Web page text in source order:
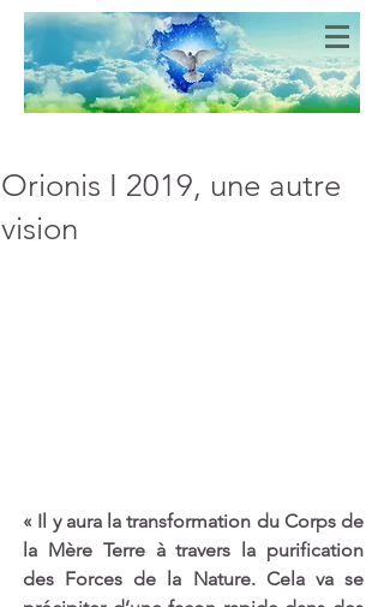
Bien-Aimés
COEURS DE LUMIERE
Orionis I 2019, une autre
vision
« Il y aura la transformation du Corps de
la Mère Terre à travers la purification
des Forces de la Nature. Cela va se